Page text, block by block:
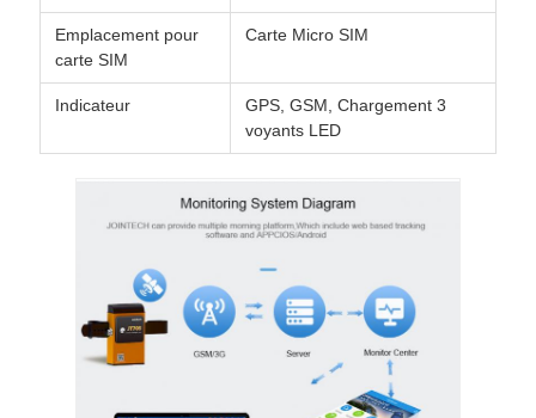
Emplacement pour
carte SIM
Carte Micro SIM
Indicateur
GPS, GSM, Chargement 3
voyants LED